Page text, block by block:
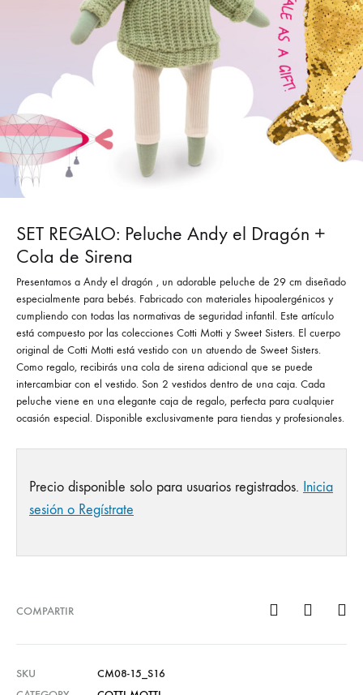
SET REGALO: Peluche Andy el Dragón +
Cola de Sirena
Presentamos a Andy el dragón , un adorable peluche de 29 cm diseñado
especialmente para bebés. Fabricado con materiales hipoalergénicos y
cumpliendo con todas las normativas de seguridad infantil. Este artículo
está compuesto por las colecciones Cotti Motti y Sweet Sisters. El cuerpo
original de Cotti Motti está vestido con un atuendo de Sweet Sisters.
Como regalo, recibirás una cola de sirena adicional que se puede
intercambiar con el vestido. Son 2 vestidos dentro de una caja. Cada
peluche viene en una elegante caja de regalo, perfecta para cualquier
ocasión especial. Disponible exclusivamente para tiendas y profesionales.
Precio disponible solo para usuarios registrados. Inicia
sesión o Regístrate
COMPARTIR
SKU
CM08-15_S16